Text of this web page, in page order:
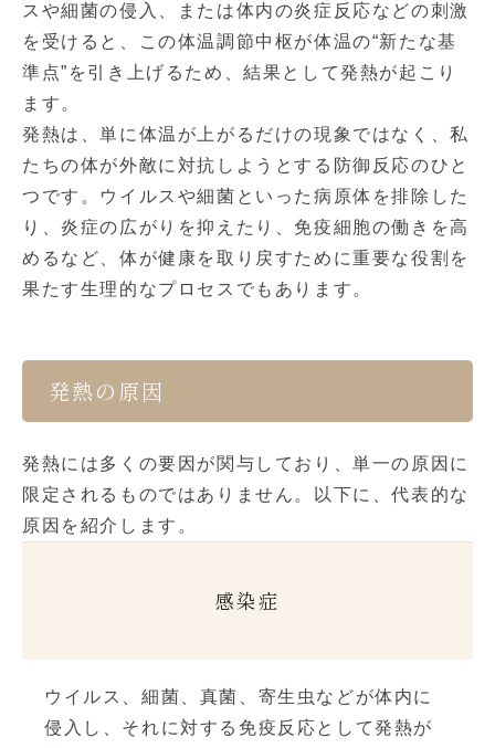
スや細菌の侵入、または体内の炎症反応などの刺激
を受けると、この体温調節中枢が体温の“新たな基
準点”を引き上げるため、結果として発熱が起こり
ます。
発熱は、単に体温が上がるだけの現象ではなく、私
たちの体が外敵に対抗しようとする防御反応のひと
つです。ウイルスや細菌といった病原体を排除した
り、炎症の広がりを抑えたり、免疫細胞の働きを高
めるなど、体が健康を取り戻すために重要な役割を
果たす生理的なプロセスでもあります。
発熱の原因
発熱には多くの要因が関与しており、単一の原因に
限定されるものではありません。以下に、代表的な
原因を紹介します。
感染症
ウイルス、細菌、真菌、寄生虫などが体内に
侵入し、それに対する免疫反応として発熱が